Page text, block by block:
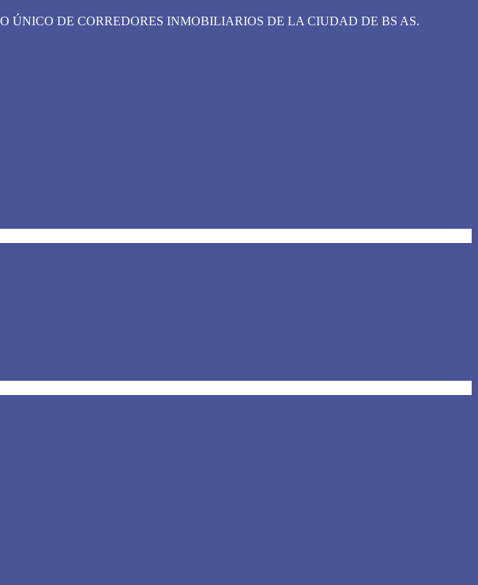
ÚNICO DE CORREDORES INMOBILIARIOS DE LA CIUDAD DE BS AS.